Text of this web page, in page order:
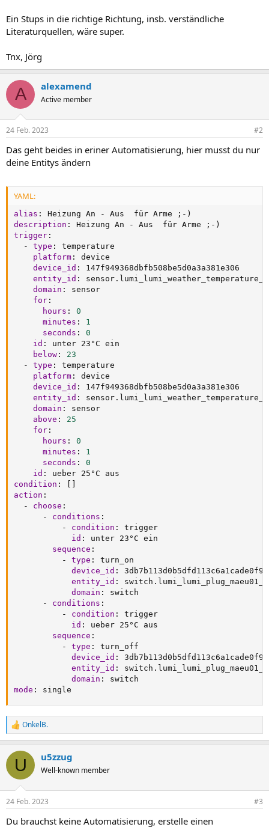
Ein Stups in die richtige Richtung, insb. verständliche
Literaturquellen, wäre super.
Tnx, Jörg
A alexamend
Active member
24 Feb. 2023 #2
Das geht beides in eriner Automatisierung, hier musst du nur
deine Entitys ändern
YAML:
alias : Heizung An - Aus  für Arme ; -
description : Heizung An - Aus  für Arme ; -
trigger :
-
type :
temperature
platform :
device
device_id :
147f949368dbfb508be5d0a3a381e306
entity_id :
sensor.lumi_lumi_weather_temperature_8
domain :
sensor
for :
hours :
0
minutes :
1
seconds :
0
id :
unter 23°C ein
below :
23
-
type :
temperature
platform :
device
device_id :
147f949368dbfb508be5d0a3a381e306
entity_id :
sensor.lumi_lumi_weather_temperature_8
domain :
sensor
above :
25
for :
hours :
0
minutes :
1
seconds :
0
id :
condition : [ ]
action :
-
choose :
-
conditions :
-
condition :
trigger
id :
unter 23°C ein
sequence :
-
type :
turn_on
device_id :
entity_id :
domain :
switch
-
conditions :
-
condition :
trigger
id :
ueber 25°C aus
sequence :
-
type :
turn_off
device_id :
entity_id :
domain :
mode : single
R
e
k
i
e
:
OnkelB.
U u5zzug
Well-known member
24 Feb. 2023 #3
Du brauchst keine Automatisierung, erstelle einen